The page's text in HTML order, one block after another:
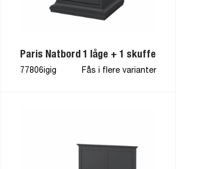
Paris Natbord 1 låge + 1 skuffe
77806igig Fås i flere varianter